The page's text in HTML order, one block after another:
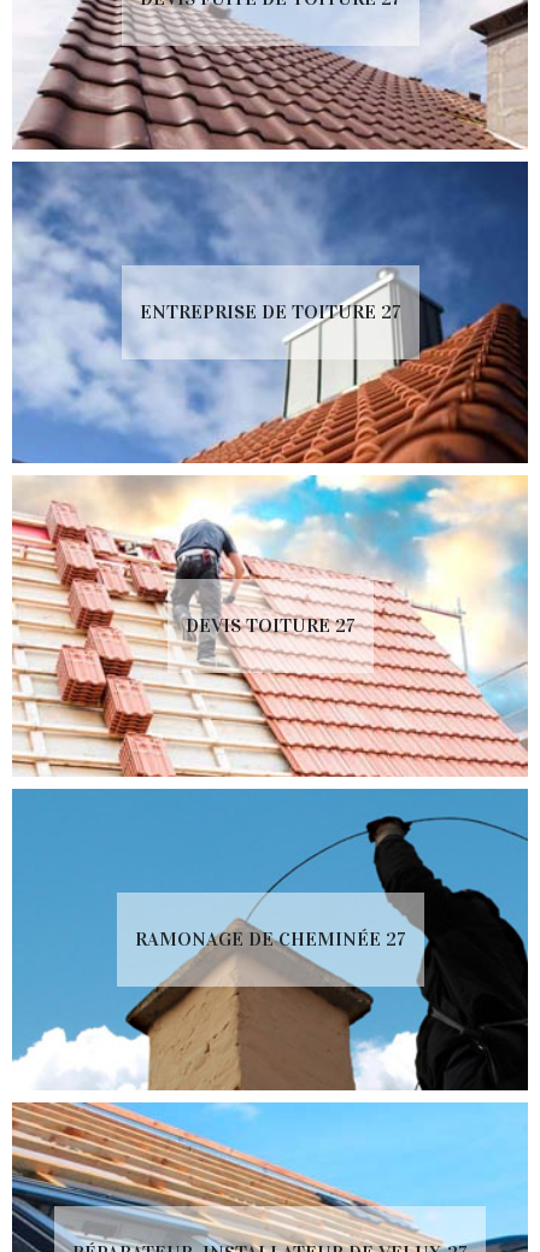
ENTREPRISE DE TOITURE 27
DEVIS TOITURE 27
RAMONAGE DE CHEMINÉE 27